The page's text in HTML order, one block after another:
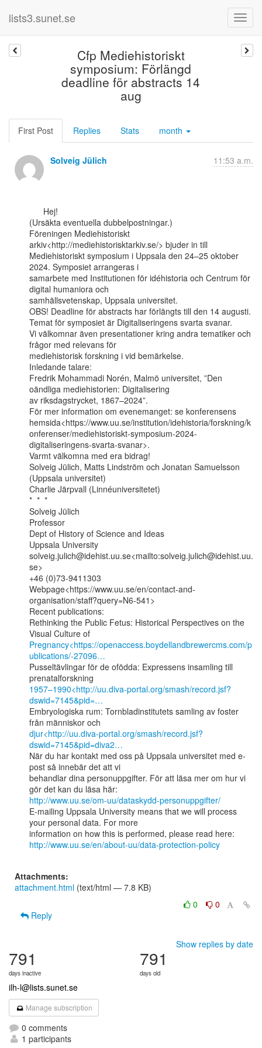
lists3.sunet.se
Cfp Mediehistoriskt
symposium: Förlängd
deadline för abstracts 14
aug
First Post Replies Stats month
Solveig Jülich 11:53 a.m.
(Ursäkta eventuella dubbelpostningar.)
Föreningen Mediehistoriskt
arkiv<http://mediehistorisktarkiv.se/> bjuder in till
Mediehistoriskt symposium i Uppsala den 24–25 oktober
2024. Symposiet arrangeras i
samarbete med Institutionen för idéhistoria och Centrum för
digital humaniora och
samhällsvetenskap, Uppsala universitet.
OBS! Deadline för abstracts har förlängts till den 14 augusti.
Temat för symposiet är Digitaliseringens svarta svanar.
Vi välkomnar även presentationer kring andra tematiker och
frågor med relevans för
mediehistorisk forskning i vid bemärkelse.
Inledande talare:
Fredrik Mohammadi Norén, Malmö universitet, ”Den
oändliga mediehistorien: Digitalisering
av riksdagstrycket, 1867–2024”.
För mer information om evenemanget: se konferensens
hemsida<https://www.uu.se/institution/idehistoria/forskning/k
onferenser/mediehistoriskt-symposium-2024-
digitaliseringens-svarta-svanar>.
Varmt välkomna med era bidrag!
Solveig Jülich, Matts Lindström och Jonatan Samuelsson
(Uppsala universitet)
Charlie Järpvall (Linnéuniversitetet)
*  *  *
Solveig Jülich
Professor
Dept of History of Science and Ideas
Uppsala University
solveig.julich@idehist.uu.se<mailto:solveig.julich@idehist.uu.
se>
+46 (0)73-9411303
Webpage<https://www.uu.se/en/contact-and-
organisation/staff?query=N6-541>
Recent publications:
Rethinking the Public Fetus: Historical Perspectives on the
Pregnancy<https://openaccess.boydellandbrewercms.com/p
ublications/-27096…
Pusseltävlingar för de ofödda: Expressens insamling till
1957–1990<http://uu.diva-portal.org/smash/record.jsf?
dswid=7145&pid=…
Embryologiska rum: Tornbladinstitutets samling av foster
djur<http://uu.diva-portal.org/smash/record.jsf?
dswid=7145&pid=diva2…
När du har kontakt med oss på Uppsala universitet med e-
post så innebär det att vi
behandlar dina personuppgifter. För att läsa mer om hur vi
http://www.uu.se/om-uu/dataskydd-personuppgifter/
E-mailing Uppsala University means that we will process
your personal data. For more
http://www.uu.se/en/about-uu/data-protection-policy
Attachments:
attachment.html (text/html — 7.8 KB)
0
0
Reply
Show replies by date
791
days inactive
791
days old
ilh-l@lists.sunet.se
Manage subscription
0 comments
1 participants